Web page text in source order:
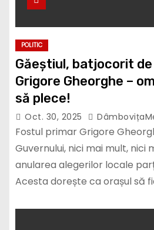
POLITIC
Găeștiul, batjocorit
Grigore Gheorghe –
să plece!
Oct. 30, 2025
Fostul primar Grigore
Guvernului, nici mai mult, nici
anularea alegerilor locale
Acesta dorește ca orașul să